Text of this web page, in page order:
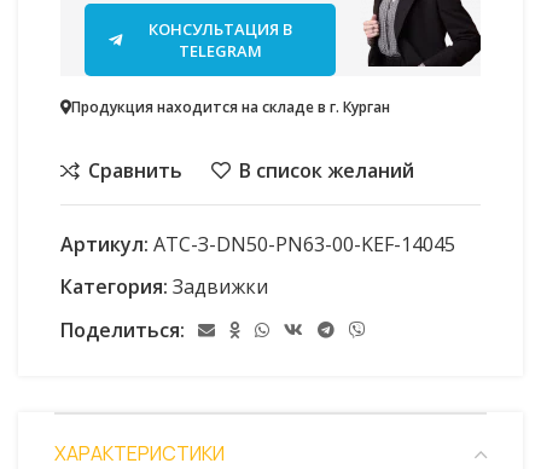
КОНСУЛЬТАЦИЯ В
TELEGRAM
Продукция находится на складе в г. Курган
Сравнить В список желаний
Артикул: АТС-З-DN50-PN63-00-KEF-14045
Категория: Задвижки
Поделиться:
ХАРАКТЕРИСТИКИ